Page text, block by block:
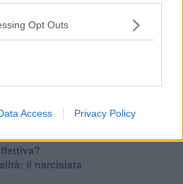
Opt Outs
Access Privacy Policy
di piangere
vento
il narcisista